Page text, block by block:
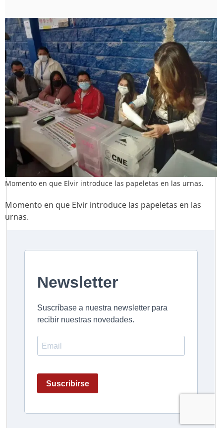
Momento en que Elvir introduce las papeletas en las urnas.
Momento en que Elvir introduce las papeletas en las
urnas.